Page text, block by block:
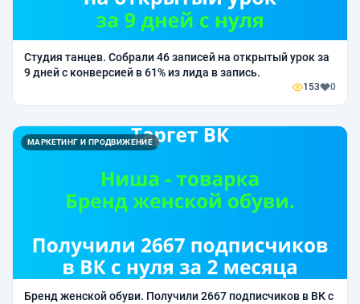
Студия танцев. Собрали 46 записей на открытый урок за
9 дней с конверсией в 61% из лида в запись.
153 0
МАРКЕТИНГ И ПРОДВИЖЕНИЕ
Бренд женской обуви. Получили 2667 подписчиков в ВК с